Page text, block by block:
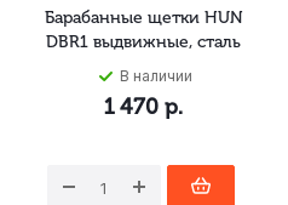
Барабанные щетки HUN
DBR1 выдвижные, сталь
В наличии
1 470 р.